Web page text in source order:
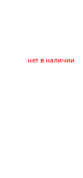
нет в наличии